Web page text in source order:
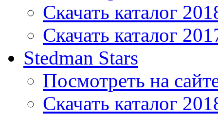
Скачать каталог
Скачать каталог
Stedman Stars
Посмотреть на
Скачать каталог